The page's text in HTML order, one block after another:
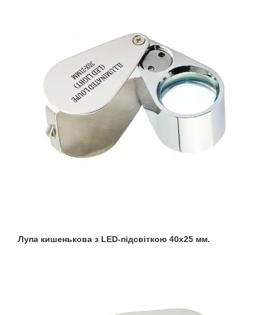
Лупа кишенькова з LED-підсвіткою 40x25 мм.